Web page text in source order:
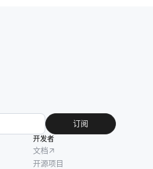
订阅
开发者
文档
开源项目